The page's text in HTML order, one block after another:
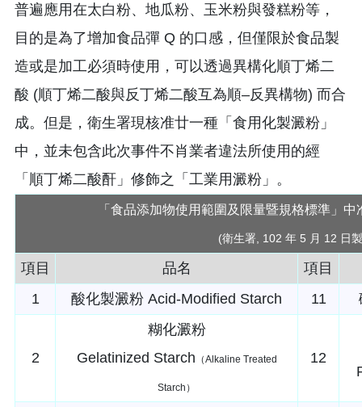
普遍應用在太白粉、地瓜粉、玉米粉與發糕粉等，
目的是為了增加食品彈 Q 的口感，但僅限於食品製
造或是加工必須時使用，可以透過異構化順丁烯二
酸 (順丁烯二酸與反丁烯二酸互為順–反異構物) 而合
成。但是，衛生署現核准廿一種「食用化製澱粉」
中，並未包含此次事件不肖業者違法所使用的經
「順丁烯二酸酐」修飾之「工業用澱粉」。
「食品添加物使用範圍及限量暨規格標準」
(衛生署, 102 年 5 月 12 日
項目 品名
項目
1
酸化製澱粉 Acid-Modified Starch 11
2
糊化澱粉
Gelatinized Starch （Alkaline Treated
Starch）
12